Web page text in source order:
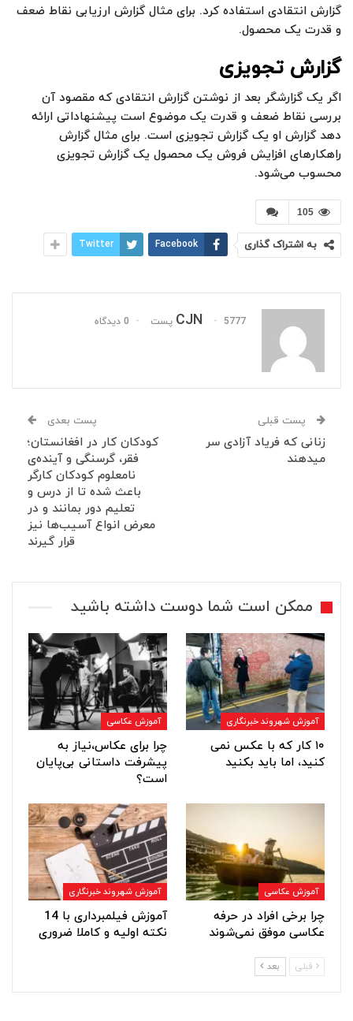
گزارش انتقادی استفاده کرد. برای مثال گزارش ارزیابی نقاط ضعف
و قدرت یک محصول.
گزارش تجویزی
اگر یک گزارشگر بعد از نوشتن گزارش انتقادی که مقصود آن
بررسی نقاط ضعف و قدرت یک موضوع است پیشنهاداتی ارائه
دهد گزارش او یک گزارش تجویزی است. برای مثال گزارش
راهکارهای افزایش فروش یک محصول یک گزارش تجویزی
محسوب می‌شود.
105
به اشتراک گذاری Facebook
Twitter
CJN 5777 پست 0 دیدگاه
پست قبلی
زنانی که فریاد آزادی سر
میدهند
پست بعدی
کودکان کار در افغانستان؛
فقر، گرسنگی و آینده‌ی
نامعلوم کودکان کارگر
باعث شده تا از درس و
تعلیم دور بمانند و در
معرض انواع آسیب‌ها نیز
قرار گیرند
ممکن است شما دوست داشته باشید
آموزش شهروند خبرنگاری
۱۰ کار که با عکس نمی
کنید، اما باید بکنید
آموزش عکاسی
چرا برای عکاس،نیاز به
پیشرفت داستانی بی‌پایان
است؟
آموزش عکاسی
چرا برخی افراد در حرفه
عکاسی موفق نمی‌شوند
آموزش شهروند خبرنگاری
آموزش فیلمبرداری با 14
نکته اولیه و کاملا ضروری
قبلی بعد